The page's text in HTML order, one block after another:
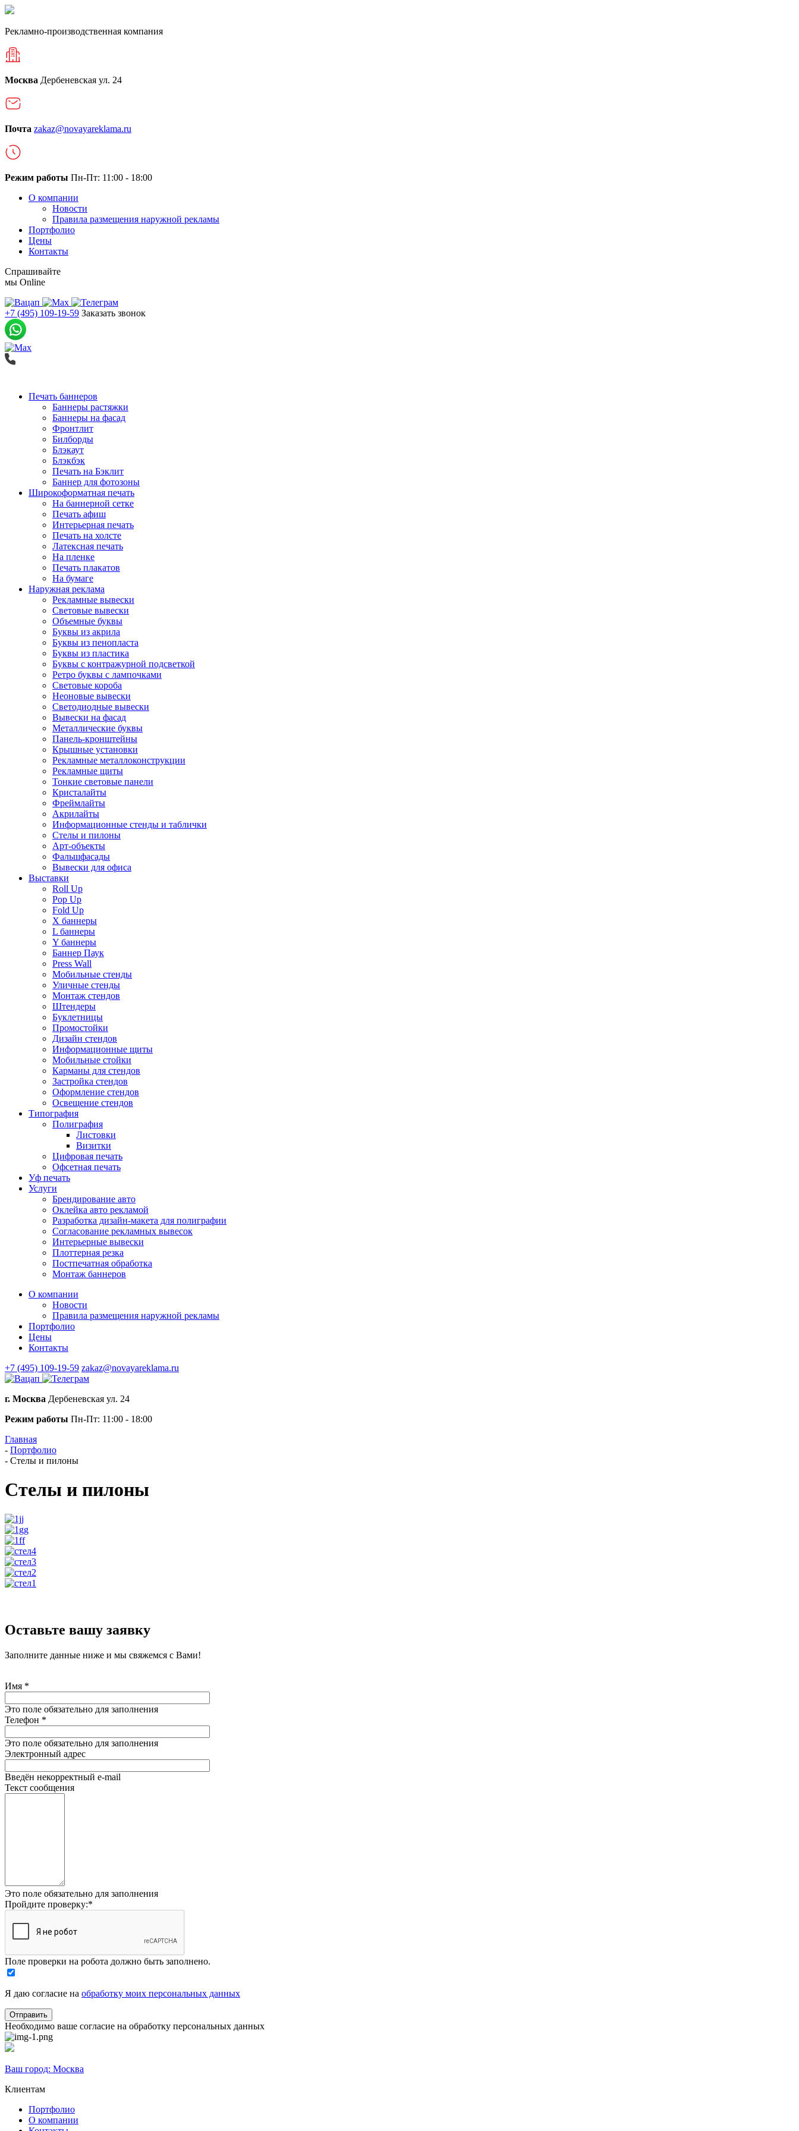
Рекламно-производственная компания
Москва Дербеневская ул. 24
Почта zakaz@novayareklama.ru
Режим работы Пн-Пт: 11:00 - 18:00
О компании
Новости
Правила размещения наружной рекламы
Портфолио
Цены
Контакты
Спрашивайте
мы Online
+7 (495) 109-19-59 Заказать звонок
Печать баннеров
Баннеры растяжки
Баннеры на фасад
Фронтлит
Билборды
Блэкаут
Блэкбэк
Печать на Бэклит
Баннер для фотозоны
Широкоформатная печать
На баннерной сетке
Печать афиш
Интерьерная печать
Печать на холсте
Латексная печать
На пленке
Печать плакатов
На бумаге
Наружная реклама
Рекламные вывески
Световые вывески
Объемные буквы
Буквы из акрила
Буквы из пенопласта
Буквы из пластика
Буквы с контражурной подсветкой
Ретро буквы с лампочками
Световые короба
Неоновые вывески
Светодиодные вывески
Вывески на фасад
Металлические буквы
Панель-кронштейны
Крышные установки
Рекламные металлоконструкции
Рекламные щиты
Тонкие световые панели
Кристалайты
Фреймлайты
Акрилайты
Информационные стенды и таблички
Стелы и пилоны
Арт-объекты
Фальшфасады
Вывески для офиса
Выставки
Roll Up
Pop Up
Fold Up
Х баннеры
L баннеры
Y баннеры
Баннер Паук
Press Wall
Мобильные стенды
Уличные стенды
Монтаж стендов
Штендеры
Буклетницы
Промостойки
Дизайн стендов
Информационные щиты
Мобильные стойки
Карманы для стендов
Застройка стендов
Оформление стендов
Освещение стендов
Типография
Полиграфия
Листовки
Визитки
Цифровая печать
Офсетная печать
Уф печать
Услуги
Брендирование авто
Оклейка авто рекламой
Разработка дизайн-макета для полиграфии
Согласование рекламных вывесок
Интерьерные вывески
Плоттерная резка
Постпечатная обработка
Монтаж баннеров
О компании
Новости
Правила размещения наружной рекламы
Портфолио
Цены
Контакты
+7 (495) 109-19-59 zakaz@novayareklama.ru
г. Москва Дербеневская ул. 24
Режим работы Пн-Пт: 11:00 - 18:00
Главная
- Портфолио
- Стелы и пилоны
Стелы и пилоны
Оставьте вашу заявку
Заполните данные ниже и мы свяжемся с Вами!
Имя *
Это поле обязательно для заполнения
Телефон *
Это поле обязательно для заполнения
Электронный адрес
Введён некорректный e-mail
Текст сообщения
Это поле обязательно для заполнения
Пройдите проверку:*
Поле проверки на робота должно быть заполнено.
Я даю согласие на обработку моих персональных данных
Необходимо ваше согласие на обработку персональных данных
Ваш город: Москва
Клиентам
Портфолио
О компании